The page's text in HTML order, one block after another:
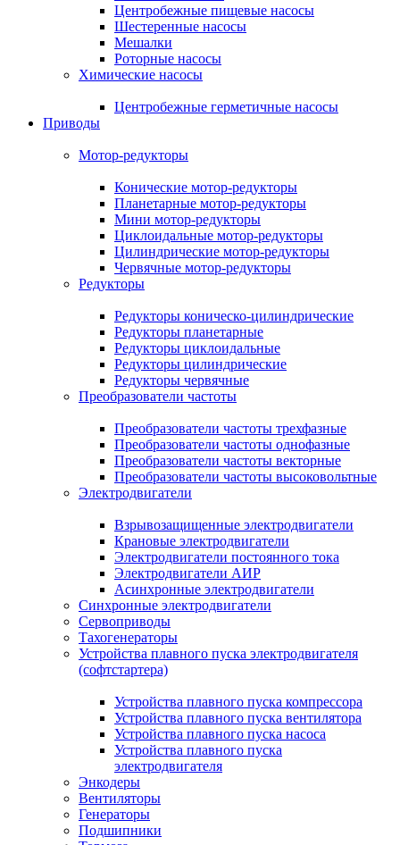
Центробежные пищевые насосы
Шестеренные насосы
Мешалки
Роторные насосы
Химические насосы
Центробежные герметичные насосы
Приводы
Мотор-редукторы
Конические мотор-редукторы
Планетарные мотор-редукторы
Мини мотор-редукторы
Циклоидальные мотор-редукторы
Цилиндрические мотор-редукторы
Червячные мотор-редукторы
Редукторы
Редукторы коническо-цилиндрические
Редукторы планетарные
Редукторы циклоидальные
Редукторы цилиндрические
Редукторы червячные
Преобразователи частоты
Преобразователи частоты трехфазные
Преобразователи частоты однофазные
Преобразователи частоты векторные
Преобразователи частоты высоковольтные
Электродвигатели
Взрывозащищенные электродвигатели
Крановые электродвигатели
Электродвигатели постоянного тока
Электродвигатели АИР
Асинхронные электродвигатели
Синхронные электродвигатели
Сервоприводы
Тахогенераторы
Устройства плавного пуска электродвигателя
(софтстартера)
Устройства плавного пуска компрессора
Устройства плавного пуска вентилятора
Устройства плавного пуска насоса
Устройства плавного пуска
электродвигателя
Энкодеры
Вентиляторы
Генераторы
Подшипники